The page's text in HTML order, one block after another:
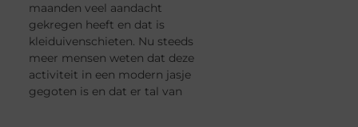
maanden veel aandacht
gekregen heeft en dat is
kleiduivenschieten. Nu steeds
meer mensen weten dat deze
activiteit in een modern jasje
gegoten is en dat er tal van